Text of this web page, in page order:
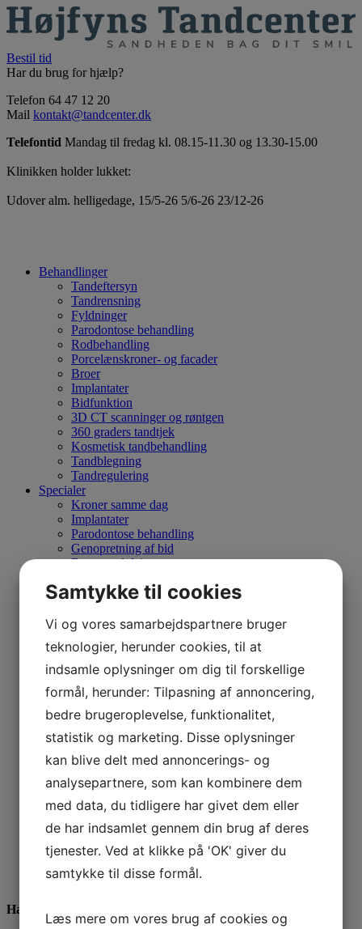
Bestil tid
Har du brug for hjælp?
Telefon 64 47 12 20
Mail kontakt@tandcenter.dk
Telefontid Mandag til fredag kl. 08.15-11.30 og 13.30-15.00
Klinikken holder lukket:
Udover alm. helligedage, 15/5-26 5/6-26 23/12-26
Behandlinger
Tandeftersyn
Tandrensning
Fyldninger
Parodontose behandling
Rodbehandling
Porcelænskroner- og facader
Broer
Implantater
Bidfunktion
3D CT scanninger og røntgen
360 graders tandtjek
Kosmetisk tandbehandling
Tandblegning
Tandregulering
Specialer
Kroner samme dag
Implantater
Parodontose behandling
Genopretning af bid
Børnetandpleje
Kirurgi
Cone Beam CT scanning
Behandlingsplaner
Om os
Tandlægehus
Personale
Samarbejde
Kom indenfor
Cookiepolitik
Privatlivspolitik
Vi støtter
Kontakt os
Bestil tid
Åbningstider
Afbud
For tandlæger
Bliv en del af os
Priser
Finansiering
Find os
Har du brug for hjælp?
Samtykke til cookies
Vi og vores samarbejdspartnere bruger
teknologier, herunder cookies, til at
indsamle oplysninger om dig til forskellige
formål, herunder: Tilpasning af annoncering,
bedre brugeroplevelse, funktionalitet,
statistik og marketing. Disse oplysninger
kan blive delt med annoncerings- og
analysepartnere, som kan kombinere dem
med data, du tidligere har givet dem eller
de har indsamlet gennem din brug af deres
tjenester. Ved at klikke på 'OK' giver du
samtykke til disse formål.
Læs mere om vores brug af cookies og